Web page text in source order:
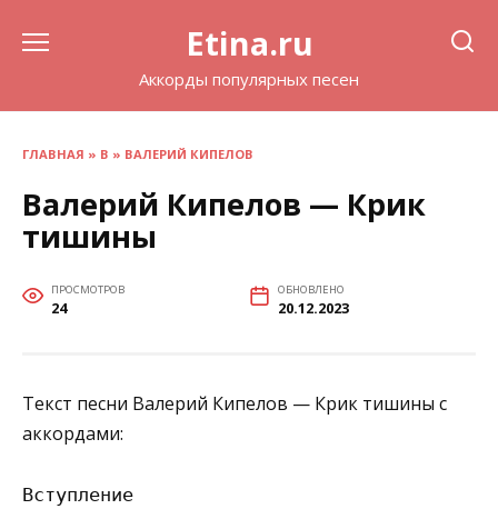
Etina.ru
Аккорды популярных песен
ГЛАВНАЯ » В » ВАЛЕРИЙ КИПЕЛОВ
Валерий Кипелов — Крик
тишины
ПРОСМОТРОВ
24
ОБНОВЛЕНО
20.12.2023
Текст песни Валерий Кипелов — Крик тишины с
аккордами:
Вступление